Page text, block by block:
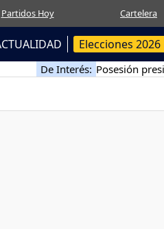
Partidos Hoy Cartelera
Elecciones 2026
De Interés: Posesión